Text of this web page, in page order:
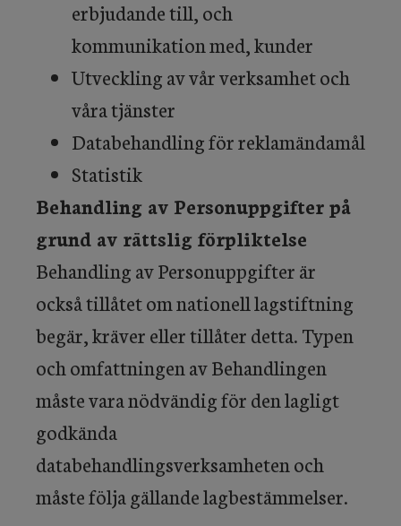
erbjudande till, och
kommunikation med, kunder
Utveckling av vår verksamhet och
våra tjänster
Databehandling för reklamändamål
Statistik
Behandling av Personuppgifter på
grund av rättslig förpliktelse
Behandling av Personuppgifter är
också tillåtet om nationell lagstiftning
begär, kräver eller tillåter detta. Typen
och omfattningen av Behandlingen
måste vara nödvändig för den lagligt
godkända
databehandlingsverksamheten och
måste följa gällande lagbestämmelser.